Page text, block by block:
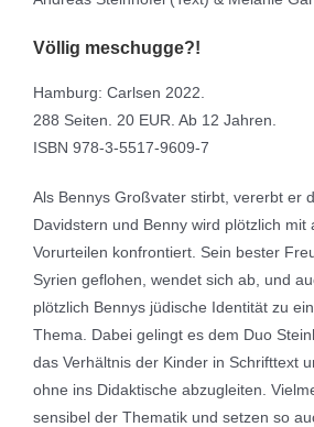
Völlig meschugge?!
Hamburg: Carlsen 2022.
288 Seiten. 20 EUR. Ab 12 Jahren.
ISBN 978-3-5517-9609-7
Als Bennys Großvater stirbt, vererbt er
Davidstern und Benny wird plötzlich mit
Vorurteilen konfrontiert. Sein bester
Syrien geflohen, wendet sich ab, und
plötzlich Bennys jüdische Identität zu
Thema. Dabei gelingt es dem Duo
das Verhältnis der Kinder in Schrifttext
ohne ins Didaktische abzugleiten.
sensibel der Thematik und setzen so